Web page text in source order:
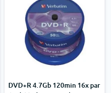
DVD+R 4.7Gb 120min 16x par